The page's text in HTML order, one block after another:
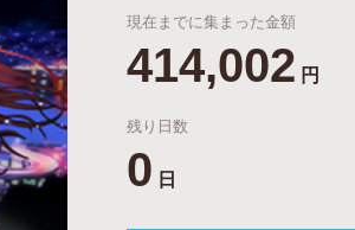
ジェクト 現在までに集まった金額
414,002 円
残り日数
0 日